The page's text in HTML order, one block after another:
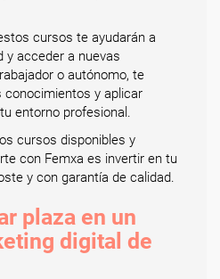
cursos te ayudarán a
y acceder a nuevas
o autónomo, te
y aplicar
entorno profesional.
cursos disponibles y
con Femxa es invertir en tu
y con garantía de calidad.
plaza en un
digital de